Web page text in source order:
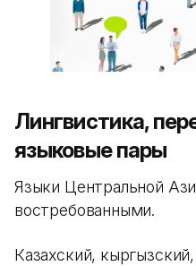
Лингвистика,
языковые пары
Языки Центральной
востребованными.
Казахский,